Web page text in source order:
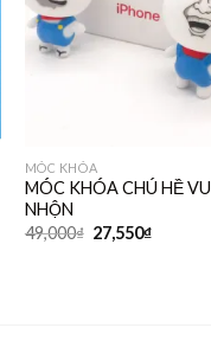
MÓC KHÓA
MÓC KHÓA CHÚ HỀ VUI
NHỘN
49,000₫ 27,550₫